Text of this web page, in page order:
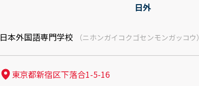
日外
日本外国語専門学校 （ニホンガイコクゴセンモンガッコウ）
東京都新宿区下落合1-5-16